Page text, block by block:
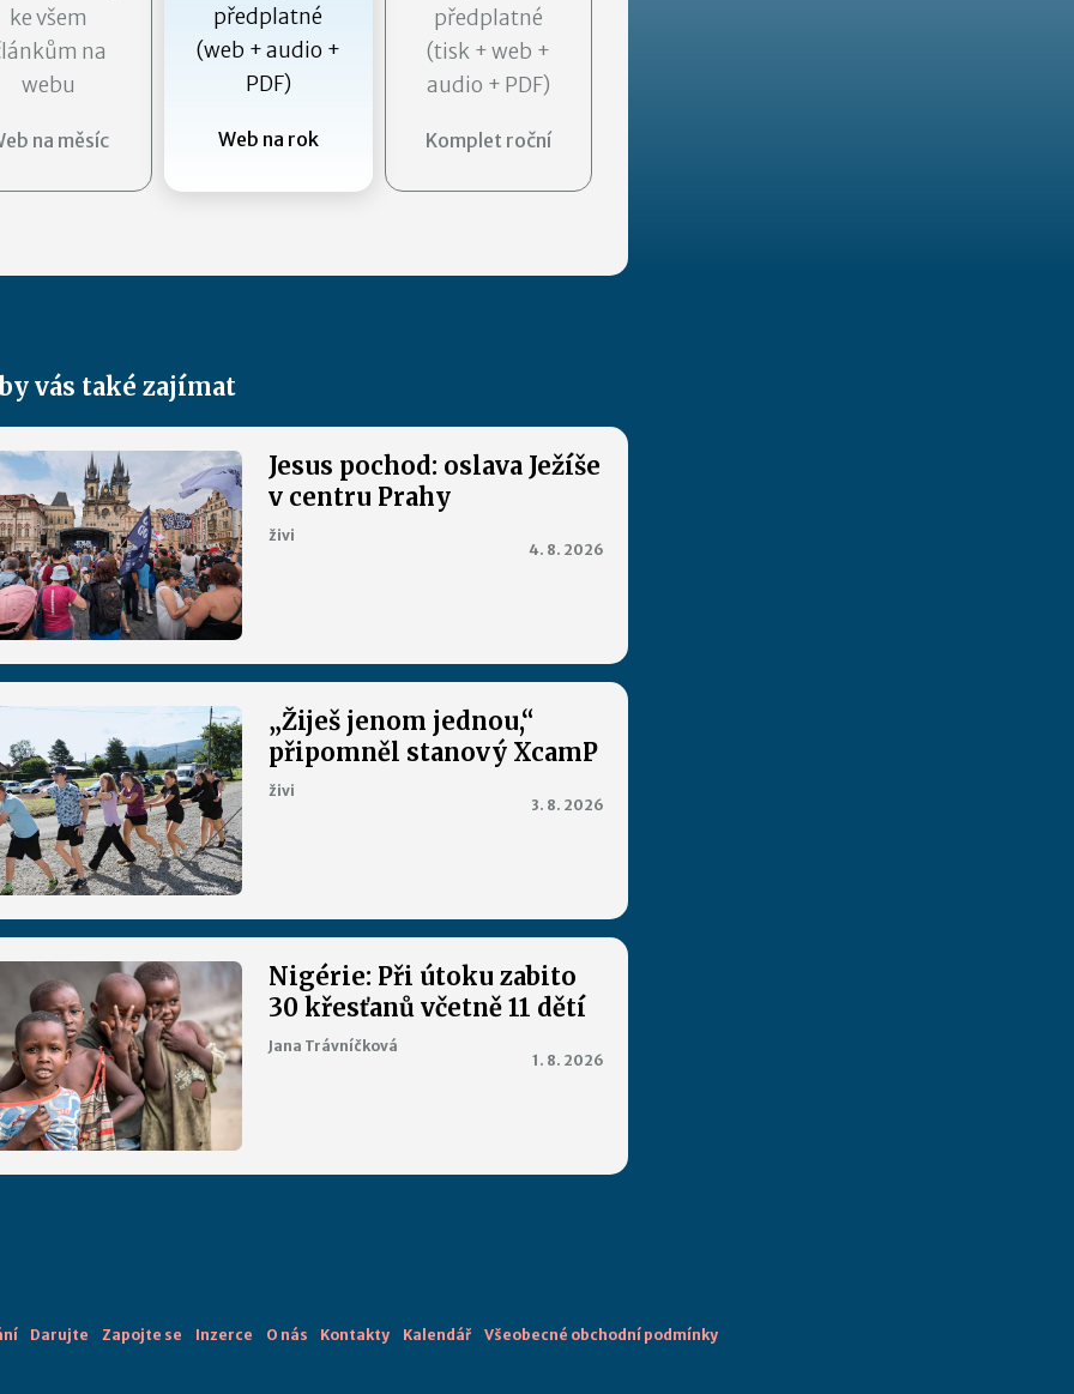
ke všem
na
webu
na měsíc
předplatné
(web + audio +
PDF)
Web na rok
předplatné
(tisk + web +
audio + PDF)
Komplet roční
vás také zajímat
Jesus pochod: oslava Ježíše
v centru Prahy
živi
4. 8. 2026
„Žiješ jenom jednou,“
připomněl stanový XcamP
živi
3. 8. 2026
Nigérie: Při útoku zabito
30 křesťanů včetně 11 dětí
Jana Trávníčková
1. 8. 2026
Darujte Zapojte se Inzerce O nás Kontakty Kalendář Všeobecné obchodní podmínky